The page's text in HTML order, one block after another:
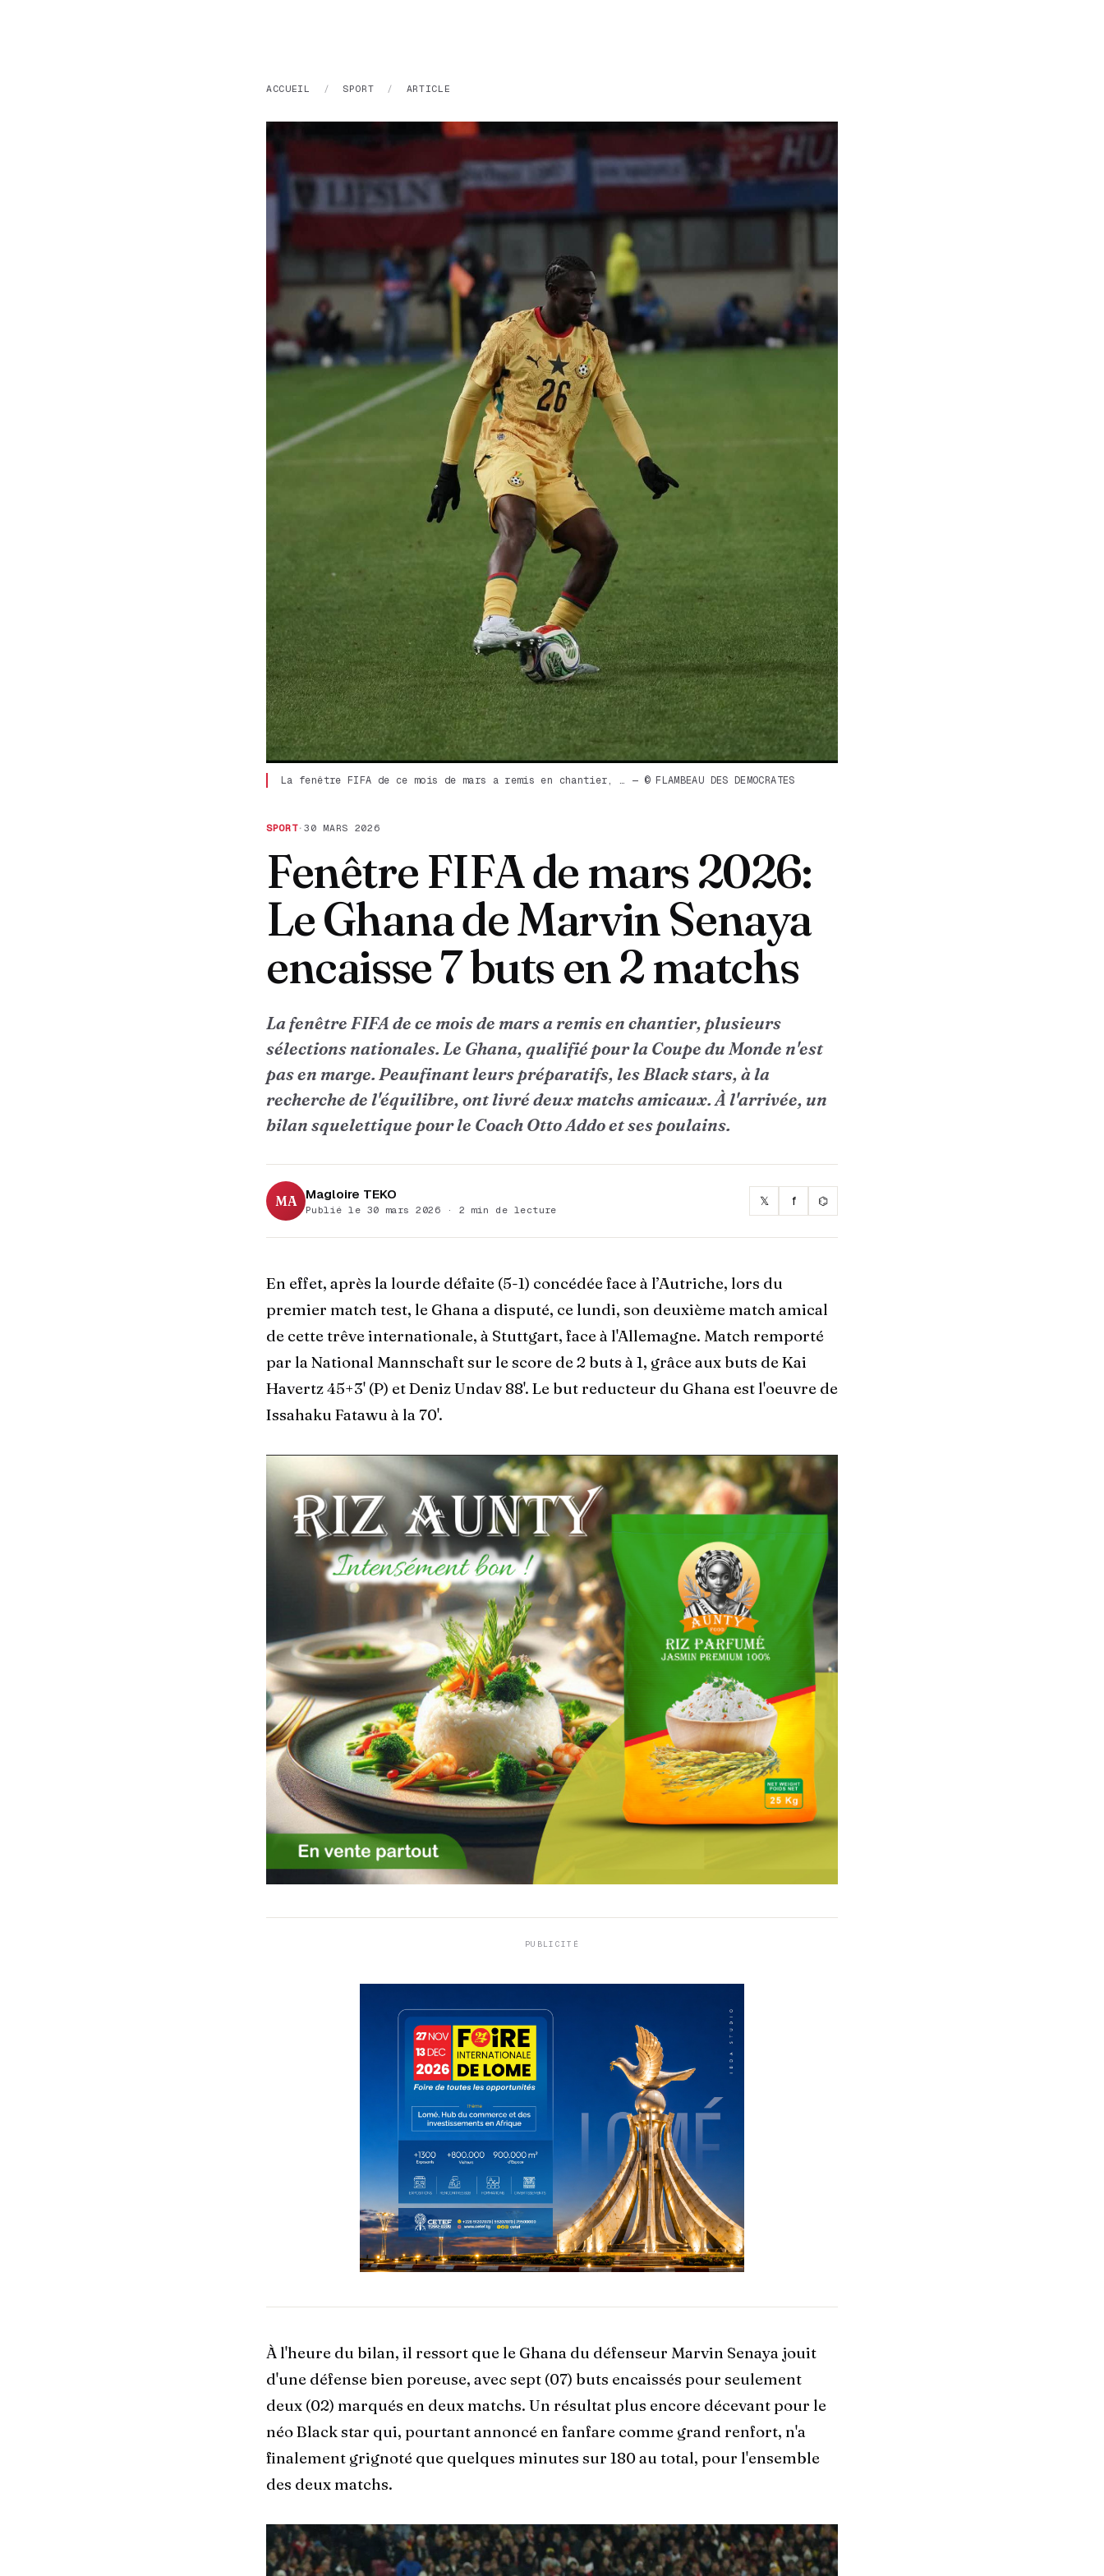
ACCUEIL / SPORT / ARTICLE
La fenêtre FIFA de ce mois de mars a remis en chantier, … — © FLAMBEAU DES DEMOCRATES
SPORT·30 MARS 2026
Fenêtre FIFA de mars 2026:
Le Ghana de Marvin Senaya
encaisse 7 buts en 2 matchs
La fenêtre FIFA de ce mois de mars a remis en chantier, plusieurs
sélections nationales. Le Ghana, qualifié pour la Coupe du Monde n'est
pas en marge. Peaufinant leurs préparatifs, les Black stars, à la
recherche de l'équilibre, ont livré deux matchs amicaux. À l'arrivée, un
bilan squelettique pour le Coach Otto Addo et ses poulains.
MA Magloire TEKO
Publié le 30 mars 2026 · 2 min de lecture
𝕏 f ⌬
En effet, après la lourde défaite (5-1) concédée face à l’Autriche, lors du
premier match test, le Ghana a disputé, ce lundi, son deuxième match amical
de cette trêve internationale, à Stuttgart, face à l'Allemagne. Match remporté
par la National Mannschaft sur le score de 2 buts à 1, grâce aux buts de Kai
Havertz 45+3' (P) et Deniz Undav 88'. Le but reducteur du Ghana est l'oeuvre de
Issahaku Fatawu à la 70'.
PUBLICITÉ
À l'heure du bilan, il ressort que le Ghana du défenseur Marvin Senaya jouit
d'une défense bien poreuse, avec sept (07) buts encaissés pour seulement
deux (02) marqués en deux matchs. Un résultat plus encore décevant pour le
néo Black star qui, pourtant annoncé en fanfare comme grand renfort, n'a
finalement grignoté que quelques minutes sur 180 au total, pour l'ensemble
des deux matchs.